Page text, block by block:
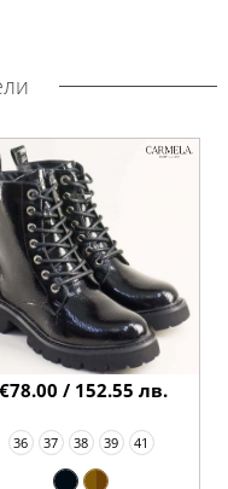
36 37 38 39 41
€78.00 / 152.55 лв.